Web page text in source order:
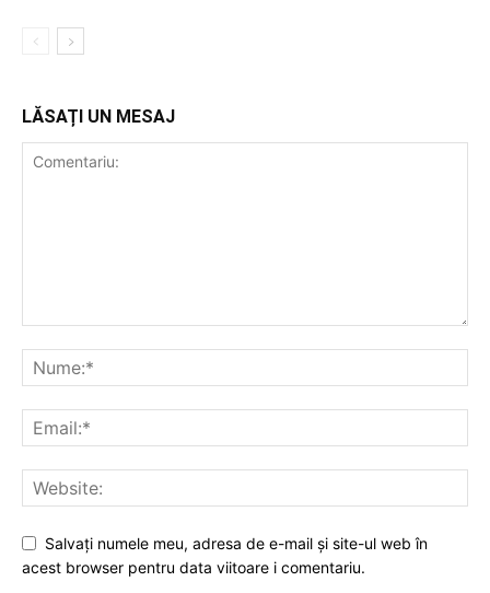
LĂSAȚI UN MESAJ
Salvați numele meu, adresa de e-mail și site-ul web în
acest browser pentru data viitoare i comentariu.